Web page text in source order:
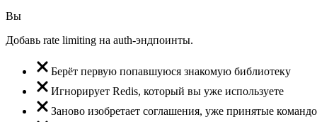
Вы
Добавь rate limiting на auth-эндпоинты.
Берёт первую попавшуюся знакомую библиотеку
Игнорирует Redis, который вы уже используете
Заново изобретает соглашения, уже принятые